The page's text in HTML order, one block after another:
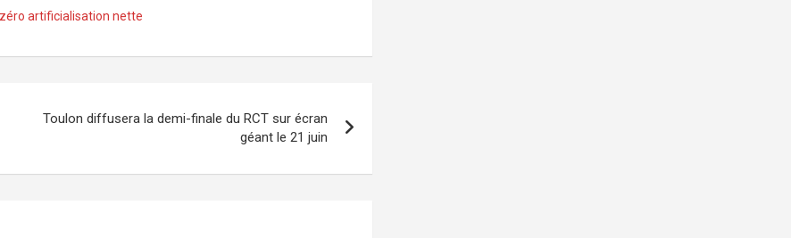
zéro artificialisation nette
Toulon diffusera la demi-finale du RCT sur écran
géant le 21 juin